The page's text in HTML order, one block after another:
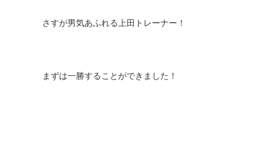
さすが男気あふれる上田トレーナー！
まずは一勝することができました！